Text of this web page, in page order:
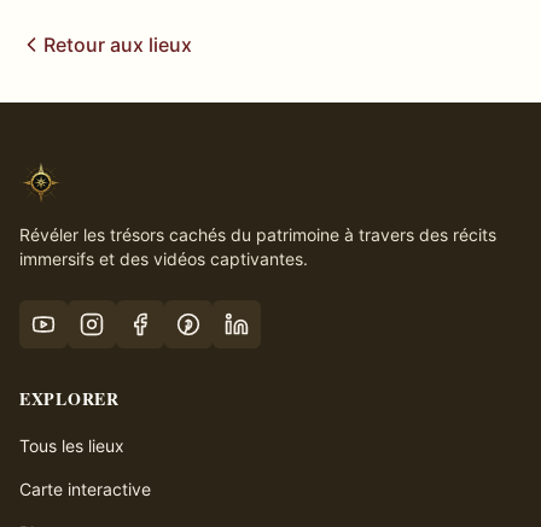
Retour aux lieux
Révéler les trésors cachés du patrimoine à travers des récits
immersifs et des vidéos captivantes.
EXPLORER
Tous les lieux
Carte interactive